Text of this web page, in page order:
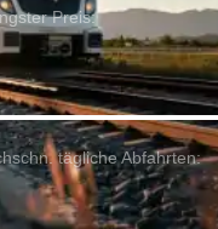
Preis:
tägliche Abfahrten: